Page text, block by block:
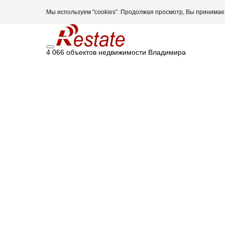
Мы используем "cookies". Продолжая просмотр, Вы
4 066 объектов недвижимости Владимира